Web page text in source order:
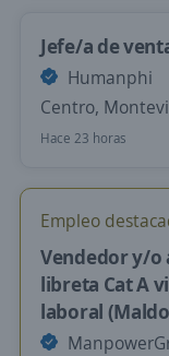
Jefe/a de
Humanphi
Centro,
Hace 23 horas
Empleo
Vendedor y/o
libreta Cat A
laboral